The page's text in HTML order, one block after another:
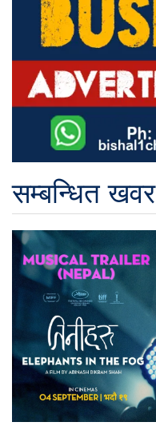
सम्बन्धित खवर